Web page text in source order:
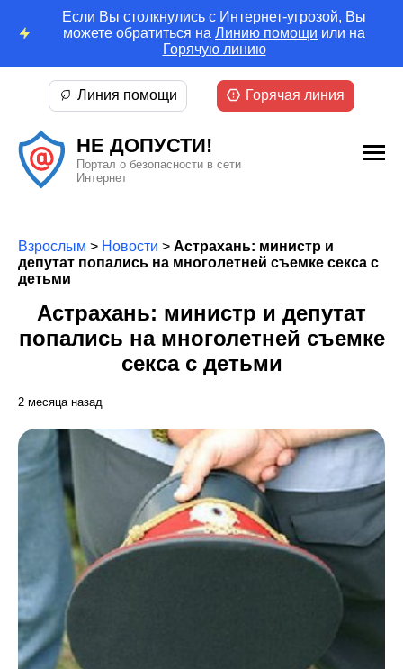
Если Вы столкнулись с Интернет-угрозой, Вы
можете обратиться на Линию помощи или на
Горячую линию
НЕ ДОПУСТИ!
Портал о безопасности в сети
Интернет
Линия помощи Горячая линия
Взрослым > Новости > Астрахань: министр и
депутат попались на многолетней съемке секса с
детьми
Астрахань: министр и депутат
попались на многолетней съемке
секса с детьми
2 месяца назад